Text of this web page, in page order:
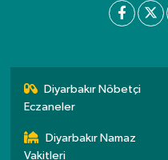
Diyarbakır Nöbetçi
Eczaneler
Diyarbakır Namaz
Vakitleri